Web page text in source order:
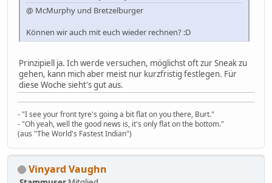
@ McMurphy und Bretzelburger
Können wir auch mit euch wieder rechnen? :D
Prinzipiell ja. Ich werde versuchen, möglichst oft zur Sneak zu
gehen, kann mich aber meist nur kurzfristig festlegen. Für
diese Woche sieht's gut aus.
- "I see your front tyre's going a bit flat on you there, Burt."
- "Oh yeah, well the good news is, it's only flat on the bottom."
(aus "The World's Fastest Indian")
Vinyard Vaughn